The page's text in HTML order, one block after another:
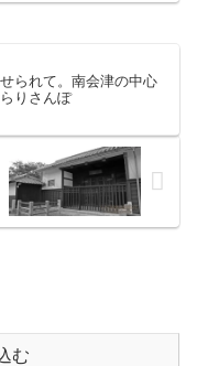
られて。南会津の中心
りさんぽ
む